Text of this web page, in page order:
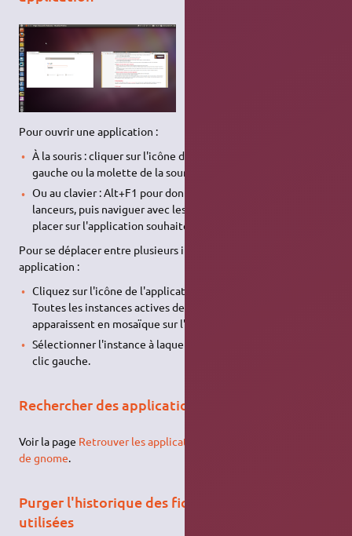
Pour ouvrir une application :
À la souris : cliquer sur l'icône de l'application avec le bouton
gauche ou la molette de la souris (bouton du milieu),
Ou au clavier : Alt+F1 pour donner le focus à la barre des
lanceurs, puis naviguer avec les flèches haut et bas pour se
placer sur l'application souhaitée et appuyer sur espace.
Pour se déplacer entre plusieurs instances d'une même
application :
Cliquez sur l'icône de l'application dans la barre des lanceurs.
Toutes les instances actives de l'application concernée
apparaissent en mosaïque sur l'écran,
Sélectionner l'instance à laquelle attribuer le focus par un
clic gauche.
Rechercher des applications par catégories
Voir la page Retrouver les applications du menu "Applications"
de gnome.
Purger l'historique des fichiers et applications
utilisées